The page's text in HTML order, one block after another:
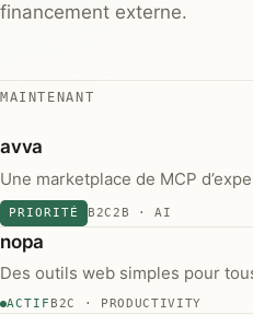
financement externe.
MAINTENANT
avva
Une marketplace de MCP
PRIORITÉ B2C2B · AI
nopa
Des outils web simples pour
ACTIF B2C · PRODUCTIVITY